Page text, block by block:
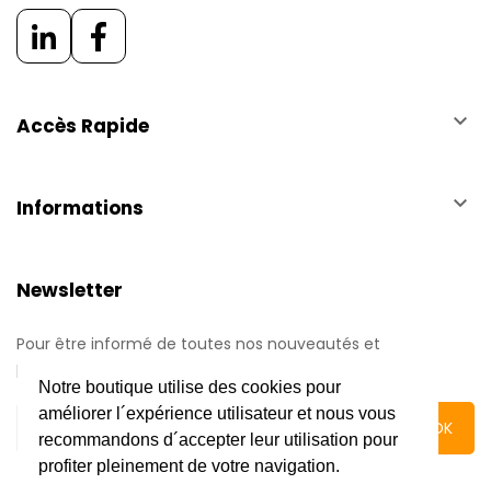
Notre boutique utilise des cookies pour
améliorer l´expérience utilisateur et nous vous
recommandons d´accepter leur utilisation pour
profiter pleinement de votre navigation.
Accès Rapide keyboard_arrow_down
Informations keyboard_arrow_down
Newsletter
Pour être informé de toutes nos nouveautés et
promotions.